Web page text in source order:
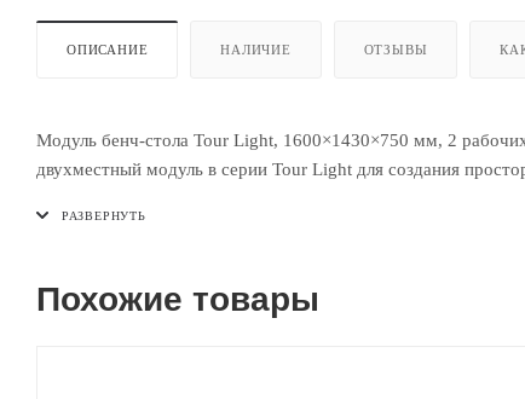
ОПИСАНИЕ НАЛИЧИЕ ОТЗЫВЫ
Модуль бенч-стола Tour Light, 1600×1430×750 мм, 2
двухместный модуль в серии Tour Light для создания
Похожие товары